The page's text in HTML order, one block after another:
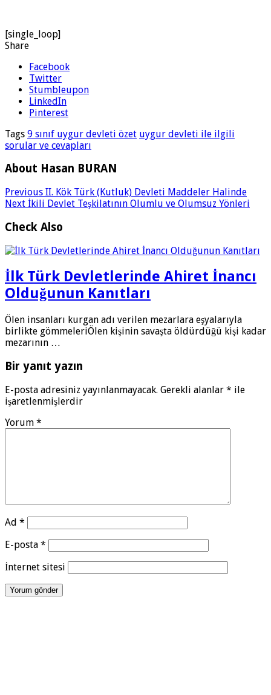
[single_loop]
Share
Facebook
Twitter
Stumbleupon
LinkedIn
Pinterest
Tags 9 sınıf uygur devleti özet uygur devleti ile ilgili
sorular ve cevapları
About Hasan BURAN
Previous II. Kök Türk (Kutluk) Devleti Maddeler Halinde
Next İkili Devlet Teşkilatının Olumlu ve Olumsuz Yönleri
Check Also
İlk Türk Devletlerinde Ahiret İnancı
Olduğunun Kanıtları
Ölen insanları kurgan adı verilen mezarlara eşyalarıyla
birlikte gömmeleriÖlen kişinin savaşta öldürdüğü kişi kadar
mezarının …
Bir yanıt yazın
E-posta adresiniz yayınlanmayacak. Gerekli alanlar * ile
işaretlenmişlerdir
Yorum *
Ad *
E-posta *
İnternet sitesi